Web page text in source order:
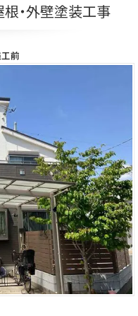
根・外壁塗装工事